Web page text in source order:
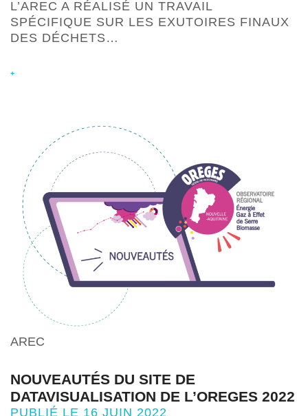
L’AREC A RÉALISÉ UN TRAVAIL
SPÉCIFIQUE SUR LES EXUTOIRES FINAUX
DES DÉCHETS…
+
AREC
NOUVEAUTÉS DU SITE DE
DATAVISUALISATION DE L’OREGES 2022
PUBLIÉ LE 16 JUIN 2022